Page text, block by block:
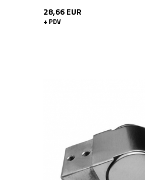
28,66 EUR
+ PDV